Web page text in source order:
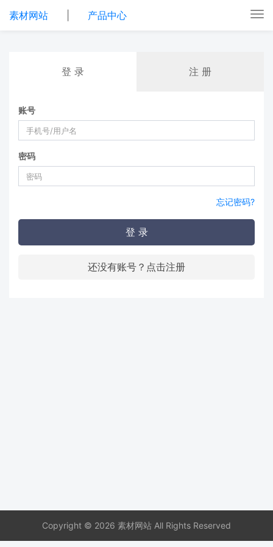
素材网站 产品中心
登 录 注 册
账号
密码
忘记密码?
登 录
还没有账号？点击注册
Copyright © 2026 素材网站 All Rights Reserved